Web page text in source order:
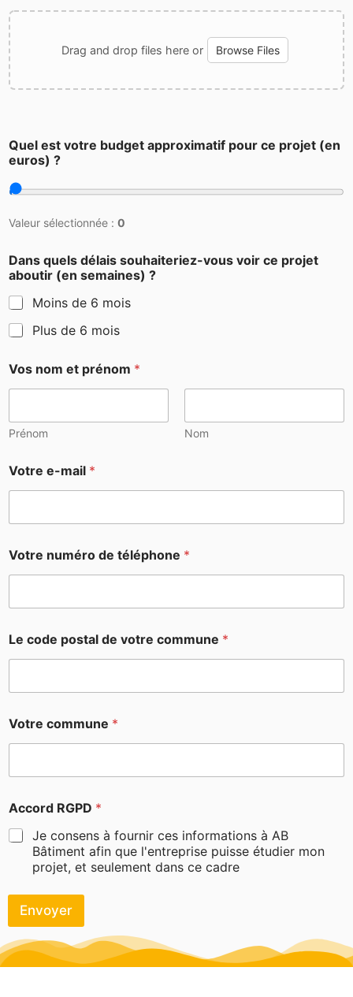
Drag and drop files here or Browse Files
Quel est votre budget approximatif pour ce projet (en
euros) ?
Valeur sélectionnée : 0
Dans quels délais souhaiteriez-vous voir ce projet
aboutir (en semaines) ?
Moins de 6 mois
Plus de 6 mois
Vos nom et prénom *
Prénom Nom
Votre e-mail *
Votre numéro de téléphone *
Le code postal de votre commune *
Votre commune *
Accord RGPD *
Je consens à fournir ces informations à AB
Bâtiment afin que l'entreprise puisse étudier mon
projet, et seulement dans ce cadre
Envoyer